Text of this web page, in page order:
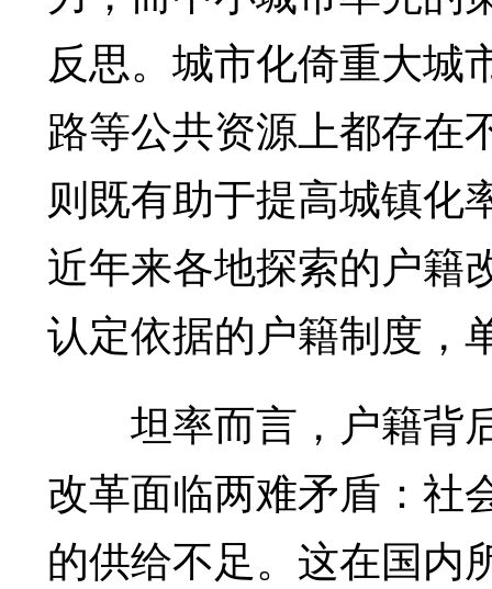
反思。城市化倚重大城
路等公共资源上都存在
则既有助于提高城镇化
近年来各地探索的户籍
认定依据的户籍制度，
坦率而言，户籍背
改革面临两难矛盾：社
的供给不足。这在国内